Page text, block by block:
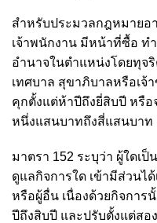
สำหรับประมวลกฎหมายอ
เจ้าพนักงาน มีหน้าที่ซื้อ ท
อำนาจในตำแหน่งโดยทุจ
เทศบาล สุขาภิบาลหรือเจ้
คุกตั้งแต่ห้าปีถึงยี่สิบปี หรื
หนึ่งแสนบาทถึงสี่แสนบาท
มาตรา 152 ระบุว่า ผู้ใดเ
ดูแลกิจการใด เข้ามีส่วนไ
หรือผู้อื่น เนื่องด้วยกิจการ
ปีถึงสิบปี และปรับตั้งแต่ส